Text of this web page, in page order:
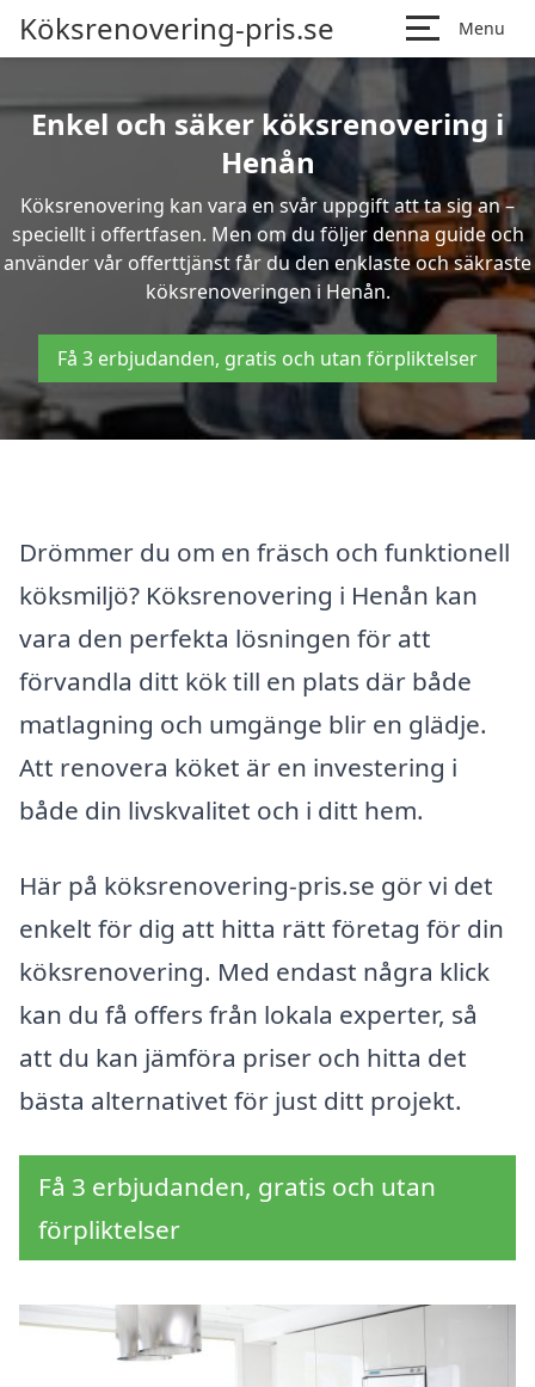
Köksrenovering-pris.se Menu
Enkel och säker köksrenovering i
Henån
Köksrenovering kan vara en svår uppgift att ta sig an –
speciellt i offertfasen. Men om du följer denna guide och
använder vår offerttjänst får du den enklaste och säkraste
köksrenoveringen i Henån.
Få 3 erbjudanden, gratis och utan förpliktelser
Drömmer du om en fräsch och funktionell
köksmiljö? Köksrenovering i Henån kan
vara den perfekta lösningen för att
förvandla ditt kök till en plats där både
matlagning och umgänge blir en glädje.
Att renovera köket är en investering i
både din livskvalitet och i ditt hem.
Här på köksrenovering-pris.se gör vi det
enkelt för dig att hitta rätt företag för din
köksrenovering. Med endast några klick
kan du få offers från lokala experter, så
att du kan jämföra priser och hitta det
bästa alternativet för just ditt projekt.
Få 3 erbjudanden, gratis och utan
förpliktelser